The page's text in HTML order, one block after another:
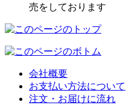
売をしております
会社概要
お支払い方法について
注文・お届けに流れ